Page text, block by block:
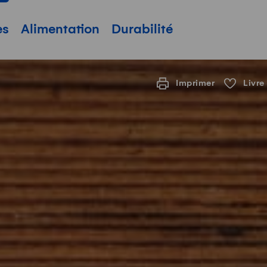
Alimentation Durabilité
Imprimer Livre